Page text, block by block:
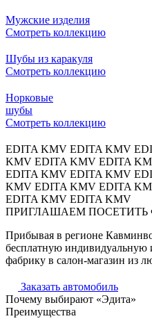
Мужские изделия
Смотреть коллекцию
Шубы из каракуля
Смотреть коллекцию
Норковые
шубы
Смотреть коллекцию
EDITA KMV EDITA KMV
KMV EDITA KMV EDITA
EDITA KMV EDITA KMV
KMV EDITA KMV EDITA
EDITA KMV EDITA KMV
ПРИГЛАШАЕМ ПОСЕТИТЬ
Прибывая в регионе
бесплатную индивидуальную
фабрику в салон-магазин из
Заказать автомобиль
Почему выбирают «Эдита»
Преимущества